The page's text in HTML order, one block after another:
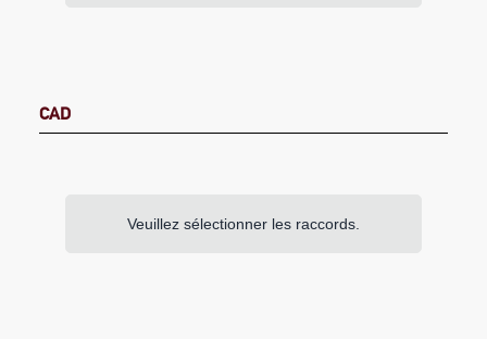
CAD
Veuillez sélectionner les raccords.